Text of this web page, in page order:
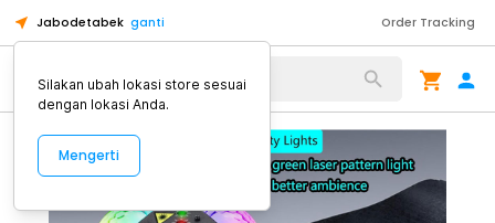
Jabodetabek ganti Order Tracking
Alat Kopi
Silakan ubah lokasi store sesuai
dengan lokasi Anda.
Mengerti